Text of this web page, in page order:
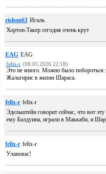
rishon63 Игаль
Хортон-Такер сегодня очень крут
EAG EAG
felix-r (08.05.2026 22:18)
Это не много. Можно было побороться
Жальгирис в жизни Шараса.
felix-r felix-r
Эдельштейн говорит сейчас, что вот
ему Балдуина, играли в Маккаби, и
felix-r felix-r
Улановас!